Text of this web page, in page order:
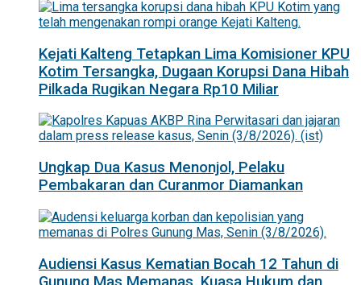
Kejati Kalteng Tetapkan Lima Komisioner KPU
Kotim Tersangka, Dugaan Korupsi Dana Hibah
Pilkada Rugikan Negara Rp10 Miliar
Ungkap Dua Kasus Menonjol, Pelaku
Pembakaran dan Curanmor Diamankan
Audiensi Kasus Kematian Bocah 12 Tahun di
Gunung Mas Memanas, Kuasa Hukum dan